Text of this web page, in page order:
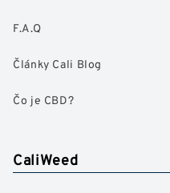
F.A.Q
Články Cali Blog
Čo je CBD?
CaliWeed